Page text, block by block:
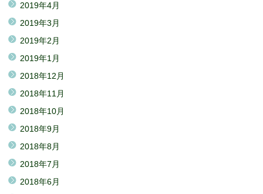
2019年4月
2019年3月
2019年2月
2019年1月
2018年12月
2018年11月
2018年10月
2018年9月
2018年8月
2018年7月
2018年6月